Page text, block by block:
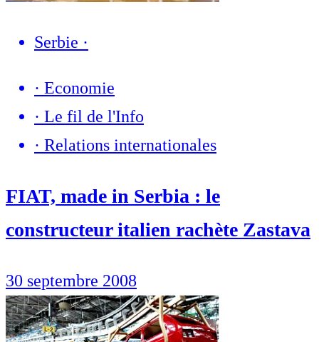
Serbie ·
· Economie
· Le fil de l'Info
· Relations internationales
FIAT, made in Serbia : le
constructeur italien rachète Zastava
30 septembre 2008